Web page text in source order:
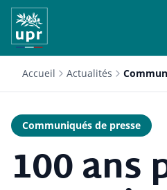
Accueil Actualités
Communiqués de presse
100 ans